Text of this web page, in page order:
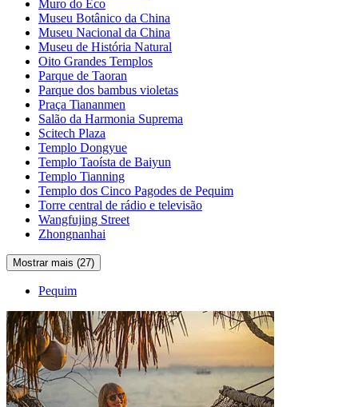
Muro do Eco
Museu Botânico da China
Museu Nacional da China
Museu de História Natural
Oito Grandes Templos
Parque de Taoran
Parque dos bambus violetas
Praça Tiananmen
Salão da Harmonia Suprema
Scitech Plaza
Templo Dongyue
Templo Taoísta de Baiyun
Templo Tianning
Templo dos Cinco Pagodes de Pequim
Torre central de rádio e televisão
Wangfujing Street
Zhongnanhai
Mostrar mais (27)
Pequim